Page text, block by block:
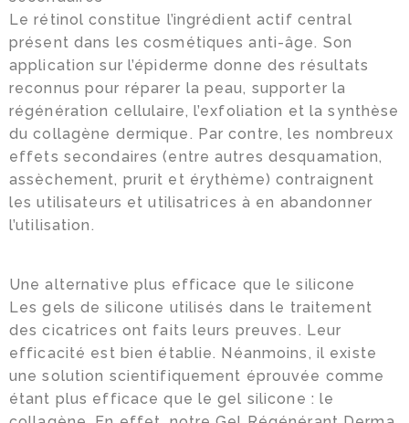
Le rétinol constitue l’ingrédient actif central
présent dans les cosmétiques anti-âge. Son
application sur l’épiderme donne des résultats
reconnus pour réparer la peau, supporter la
régénération cellulaire, l’exfoliation et la synthèse
du collagène dermique. Par contre, les nombreux
effets secondaires (entre autres desquamation,
assèchement, prurit et érythème) contraignent
les utilisateurs et utilisatrices à en abandonner
l’utilisation.
Une alternative plus efficace que le silicone
Les gels de silicone utilisés dans le traitement
des cicatrices ont faits leurs preuves. Leur
efficacité est bien établie. Néanmoins, il existe
une solution scientifiquement éprouvée comme
étant plus efficace que le gel silicone : le